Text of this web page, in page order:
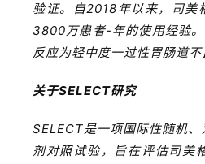
登录
验证。自2018年以来，司美
3800万患者-年的使用经验
反应为轻中度一过性胃肠道不
关于SELECT研究
SELECT是一项国际性随机
剂对照试验，旨在评估司美